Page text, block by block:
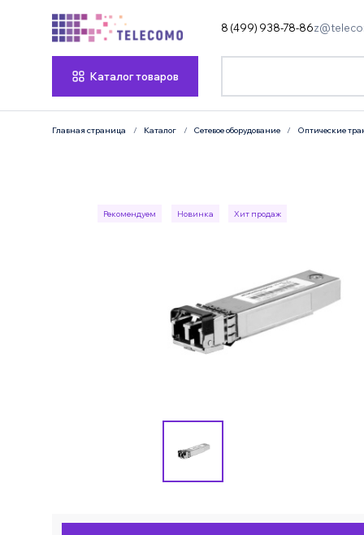
8 (499) 938-78-86
Каталог товаров
Главная страница Каталог Сетевое оборудование Оптические
Рекомендуем Новинка Хит продаж